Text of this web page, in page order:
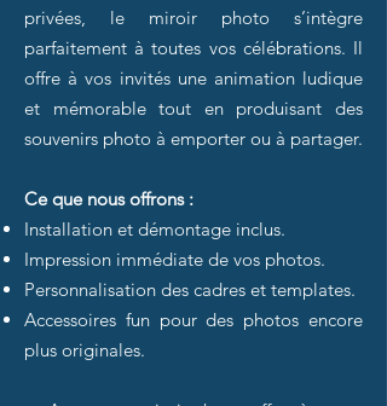
privées, le miroir photo s’intègre
parfaitement à toutes vos célébrations. Il
offre à vos invités une animation ludique
et mémorable tout en produisant des
souvenirs photo à emporter ou à partager.
Ce que nous offrons :
Installation et démontage inclus.
Impression immédiate de vos photos.
Personnalisation des cadres et templates.
Accessoires fun pour des photos encore
plus originales.